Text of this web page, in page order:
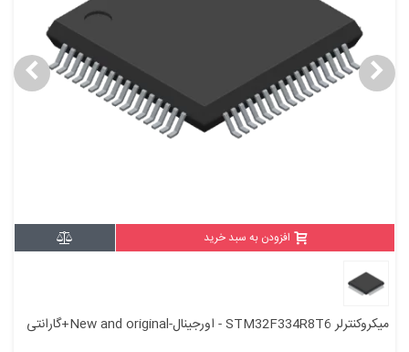
افزودن به سبد خرید
میکروکنترلر STM32F334R8T6 - اورجینال-New and original+گارانتی